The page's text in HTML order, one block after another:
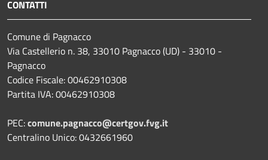
CONTATTI
Comune di Pagnacco
Via Castellerio n. 38, 33010 Pagnacco (UD) - 33010 -
Pagnacco
Codice Fiscale: 00462910308
Partita IVA: 00462910308
PEC:comune.pagnacco@certgov.fvg.it
Centralino Unico: 0432661960